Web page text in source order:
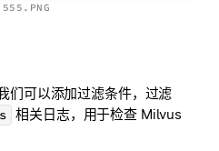
555.PNG
们可以添加过滤条件，过滤
相关日志，用于检查 Milvus